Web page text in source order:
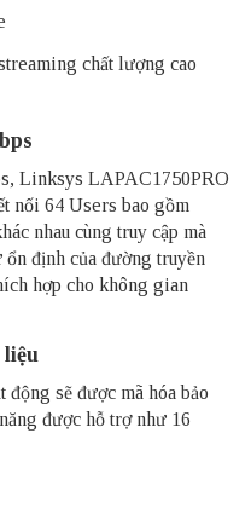
chất lượng cao
Linksys LAPAC1750PRO
nối 64 Users bao gồm
nhau cùng truy cập mà
ổn định của đường truyền
hợp cho không gian
động sẽ được mã hóa bảo
được hỗ trợ như 16